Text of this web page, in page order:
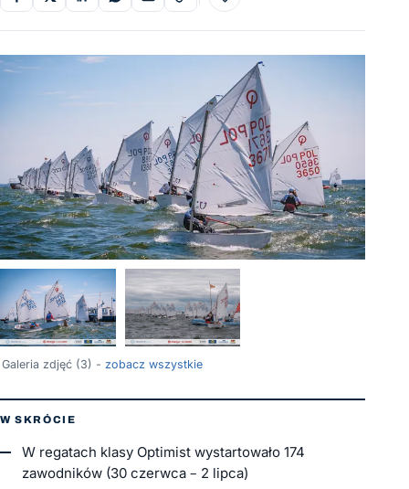
Galeria zdjęć (3) - zobacz wszystkie
W SKRÓCIE
W regatach klasy Optimist wystartowało 174
zawodników (30 czerwca – 2 lipca)